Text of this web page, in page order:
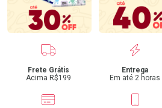
Benefícios
Frete Grátis
Acima R$199
Entrega
Em até 2 horas